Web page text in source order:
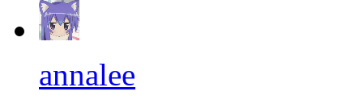
annalee